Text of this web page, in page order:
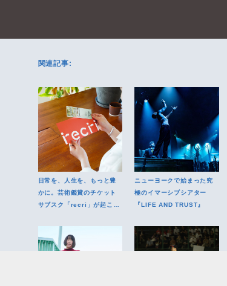
関連記事:
日常を、人生を、もっと豊
かに。芸術鑑賞のチケット
サブスク「recri」が起こす
ニューヨークで始まった究
極のイマーシブシアター
『LIFE AND TRUST』